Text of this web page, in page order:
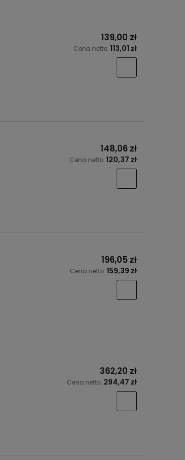
139,00 zł
Cena netto: 113,01 zł
148,06 zł
Cena netto: 120,37 zł
196,05 zł
Cena netto: 159,39 zł
362,20 zł
Cena netto: 294,47 zł